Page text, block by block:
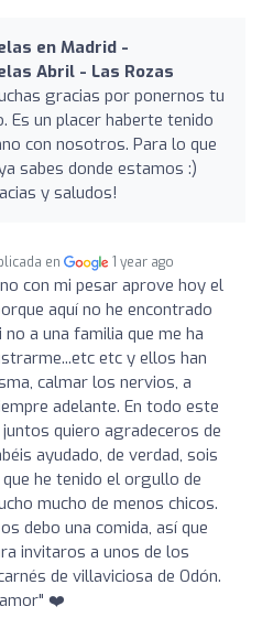
en Madrid -
Abril - Las Rozas
gracias por ponernos tu
Es un placer haberte tenido
con nosotros. Para lo que
sabes donde estamos :)
y saludos!
en 1 year ago
con mi pesar aprove hoy el
aquí no he encontrado
a una familia que me ha
etc y ellos han
calmar los nervios, a
adelante. En todo este
quiero agradeceros de
ayudado, de verdad, sois
he tenido el orgullo de
mucho de menos chicos.
debo una comida, así que
invitaros a unos de los
de villaviciosa de Odón.
❤️